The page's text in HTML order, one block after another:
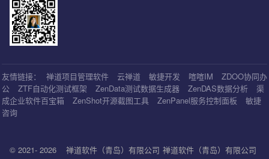
友情链接： 禅道项目管理软件 云禅道 敏捷开发 喧喧IM
ZDOO协同办
公
ZTF自动化测试框架 ZenData测试数据生成器 ZenDAS数据分析
渠
成企业软件百宝箱
ZenShot开源截图工具 ZenPanel服务控制面板
敏捷
咨询
© 2021- 2026 禅道软件（青岛）有限公司 禅道软件（青岛）有限公司